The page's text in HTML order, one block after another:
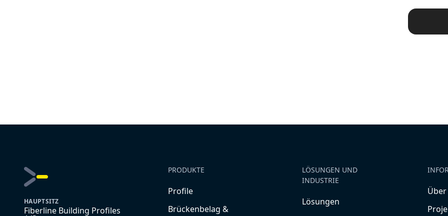
HAUPTSITZ
Fiberline Building Profiles
PRODUKTE
Profile
Brückenbelag &
LÖSUNGEN UND
INDUSTRIE
Lösungen